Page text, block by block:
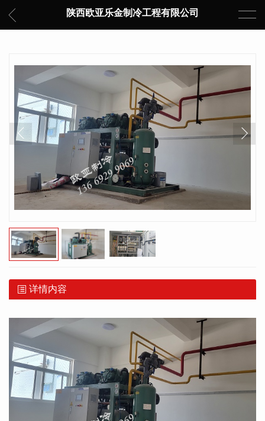
陕西欧亚乐金制冷工程有限公司
详情内容